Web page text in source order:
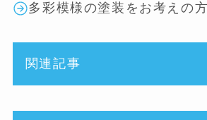
多彩模様の塗装をお考えの方
関連記事